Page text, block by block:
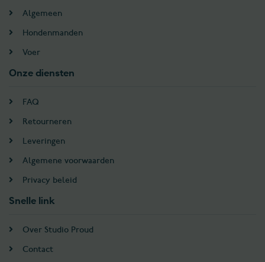
Algemeen
Hondenmanden
Voer
Onze diensten
FAQ
Retourneren
Leveringen
Algemene voorwaarden
Privacy beleid
Snelle link
Over Studio Proud
Contact